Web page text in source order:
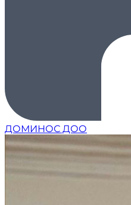
ДОМИНОС ДОО